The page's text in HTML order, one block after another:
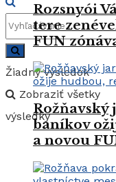
Žiadny výsledok
Zobraziť všetky
výsledky
Rozsnyói
tere
FUN
Rožňavský
baníkov
a novou